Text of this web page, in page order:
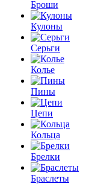
Броши
Кулоны
Серьги
Колье
Пины
Цепи
Кольца
Брелки
Браслеты